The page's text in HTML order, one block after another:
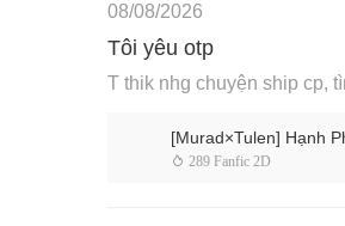
08/08/2026
Tôi yêu otp
T thik nhg chuyện ship cp,
[Murad×Tulen] Hạnh
 289 Fanfic 2D